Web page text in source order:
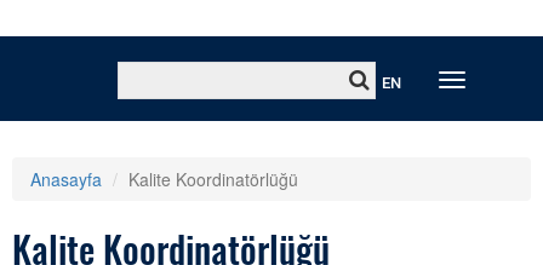
EN
Anasayfa Kalite Koordinatörlüğü
Kalite Koordinatörlüğü